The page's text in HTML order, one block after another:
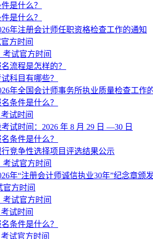
是什么？
是什么？
年注册会计师任职资格检查工作的通知
方时间
考试官方时间
流程是怎样的？
科目有哪些？
年全国会计师事务所执业质量检查工作
条件是什么？
试时间
试时间：2026 年 8 月 29 日 —30 日
条件是什么？
竞争性选择项目评选结果公示
考试官方时间
年“注册会计师诚信执业30年”纪念章颁
官方时间
考试官方时间
试时间
条件是什么？
试官方时间